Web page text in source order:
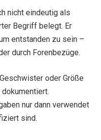
nicht eindeutig als
Begriff belegt. Er
entstanden zu sein –
durch Forenbezüge.
oder Größe
nur dann verwendet
sind.